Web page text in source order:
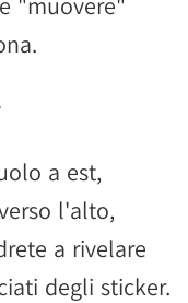
a est,
l'alto,
a rivelare
degli sticker.